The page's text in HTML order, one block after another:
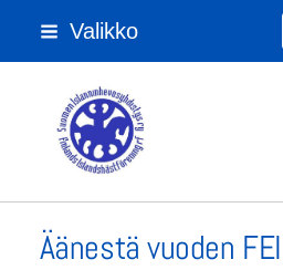
Siirry
Valikko
Suomen
Äänestä vuoden